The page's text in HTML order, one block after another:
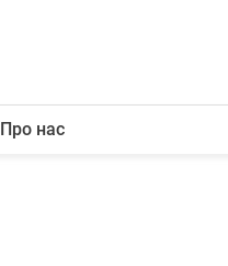
Про нас